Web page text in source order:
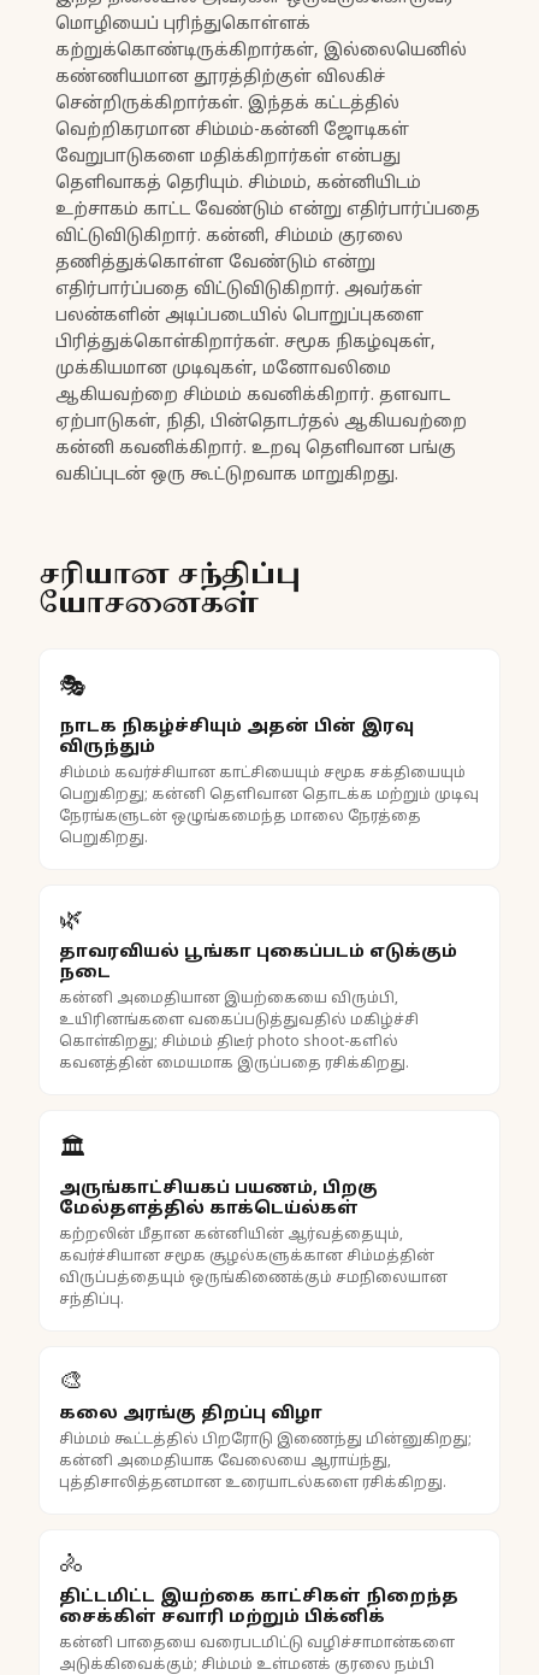
மொழியைப் புரிந்துகொள்ளக்
கற்றுக்கொண்டிருக்கிறார்கள், இல்லையெனில்
கண்ணியமான தூரத்திற்குள் விலகிச்
சென்றிருக்கிறார்கள். இந்தக் கட்டத்தில்
வெற்றிகரமான சிம்மம்-கன்னி ஜோடிகள்
வேறுபாடுகளை மதிக்கிறார்கள் என்பது
தெளிவாகத் தெரியும். சிம்மம், கன்னியிடம்
உற்சாகம் காட்ட வேண்டும் என்று எதிர்பார்ப்பதை
விட்டுவிடுகிறார். கன்னி, சிம்மம் குரலை
தணித்துக்கொள்ள வேண்டும் என்று
எதிர்பார்ப்பதை விட்டுவிடுகிறார். அவர்கள்
பலன்களின் அடிப்படையில் பொறுப்புகளை
பிரித்துக்கொள்கிறார்கள். சமூக நிகழ்வுகள்,
முக்கியமான முடிவுகள், மனோவலிமை
ஆகியவற்றை சிம்மம் கவனிக்கிறார். தளவாட
ஏற்பாடுகள், நிதி, பின்தொடர்தல் ஆகியவற்றை
கன்னி கவனிக்கிறார். உறவு தெளிவான பங்கு
வகிப்புடன் ஒரு கூட்டுறவாக மாறுகிறது.
சரியான சந்திப்பு
யோசனைகள்
🎭
நாடக நிகழ்ச்சியும் அதன் பின் இரவு
விருந்தும்
சிம்மம் கவர்ச்சியான காட்சியையும் சமூக சக்தியையும்
பெறுகிறது; கன்னி தெளிவான தொடக்க மற்றும் முடிவு
நேரங்களுடன் ஒழுங்கமைந்த மாலை நேரத்தை
பெறுகிறது.
🌿
தாவரவியல் பூங்கா புகைப்படம் எடுக்கும்
நடை
கன்னி அமைதியான இயற்கையை விரும்பி,
உயிரினங்களை வகைப்படுத்துவதில் மகிழ்ச்சி
கொள்கிறது; சிம்மம் திடீர் photo shoot-களில்
கவனத்தின் மையமாக இருப்பதை ரசிக்கிறது.
🏛️
அருங்காட்சியகப் பயணம், பிறகு
மேல்தளத்தில் காக்டெய்ல்கள்
கற்றலின் மீதான கன்னியின் ஆர்வத்தையும்,
கவர்ச்சியான சமூக சூழல்களுக்கான சிம்மத்தின்
விருப்பத்தையும் ஒருங்கிணைக்கும் சமநிலையான
சந்திப்பு.
🎨
கலை அரங்கு திறப்பு விழா
சிம்மம் கூட்டத்தில் பிறரோடு இணைந்து மின்னுகிறது;
கன்னி அமைதியாக வேலையை ஆராய்ந்து,
புத்திசாலித்தனமான உரையாடல்களை ரசிக்கிறது.
🚴
திட்டமிட்ட இயற்கை காட்சிகள் நிறைந்த
சைக்கிள் சவாரி மற்றும் பிக்னிக்
கன்னி பாதையை வரைபடமிட்டு வழிச்சாமான்களை
அடுக்கிவைக்கும்; சிம்மம் உள்மனக் குரலை நம்பி